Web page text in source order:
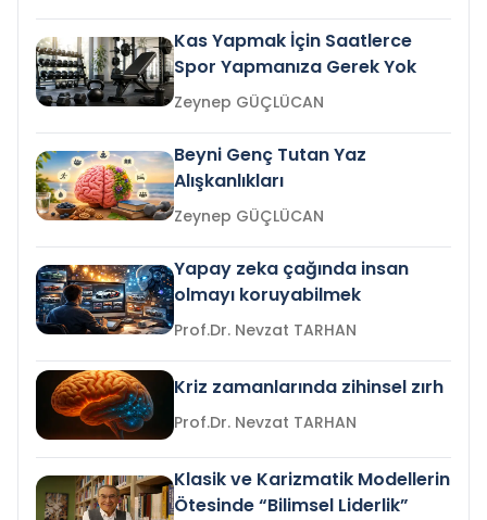
Kas Yapmak İçin Saatlerce
Spor Yapmanıza Gerek Yok
Zeynep GÜÇLÜCAN
Beyni Genç Tutan Yaz
Alışkanlıkları
Zeynep GÜÇLÜCAN
Yapay zeka çağında insan
olmayı koruyabilmek
Prof.Dr. Nevzat TARHAN
Kriz zamanlarında zihinsel zırh
Prof.Dr. Nevzat TARHAN
Klasik ve Karizmatik Modellerin
Ötesinde “Bilimsel Liderlik”